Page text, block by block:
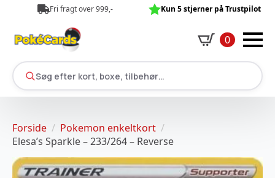
Fri fragt over 999,- Kun 5 stjerner på Trustpilot
0
Søg efter kort, boxe, tilbehør…
Forside
Pokemon enkeltkort
Elesa’s Sparkle – 233/264 – Reverse